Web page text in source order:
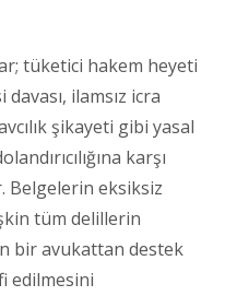
tüketici hakem heyeti
ilamsız icra
şikayeti gibi yasal
karşı
Belgelerin eksiksiz
tüm delillerin
bir avukattan destek
edilmesini